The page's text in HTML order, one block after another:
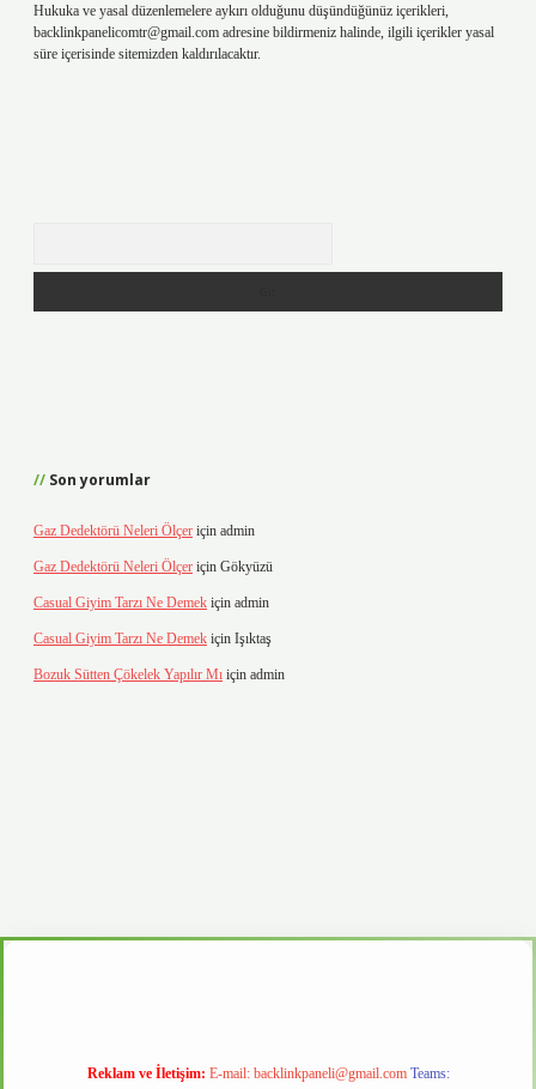
Hukuka ve yasal düzenlemelere aykırı olduğunu düşündüğünüz içerikleri,
backlinkpanelicomtr@gmail.com adresine bildirmeniz halinde, ilgili içerikler yasal
süre içerisinde sitemizden kaldırılacaktır.
Son yorumlar
Gaz Dedektörü Neleri Ölçer için admin
Gaz Dedektörü Neleri Ölçer için Gökyüzü
Casual Giyim Tarzı Ne Demek için admin
Casual Giyim Tarzı Ne Demek için Işıktaş
Bozuk Sütten Çökelek Yapılır Mı için admin
vd.casino
Reklam ve İletişim: E-mail: backlinkpaneli@gmail.com Teams: